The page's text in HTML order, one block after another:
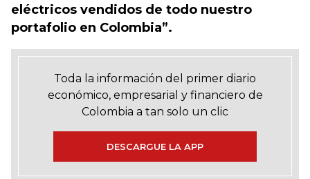
eléctricos vendidos de todo nuestro
portafolio en Colombia”.
Toda la información del primer diario
económico, empresarial y financiero de
Colombia a tan solo un clic
DESCARGUE LA APP